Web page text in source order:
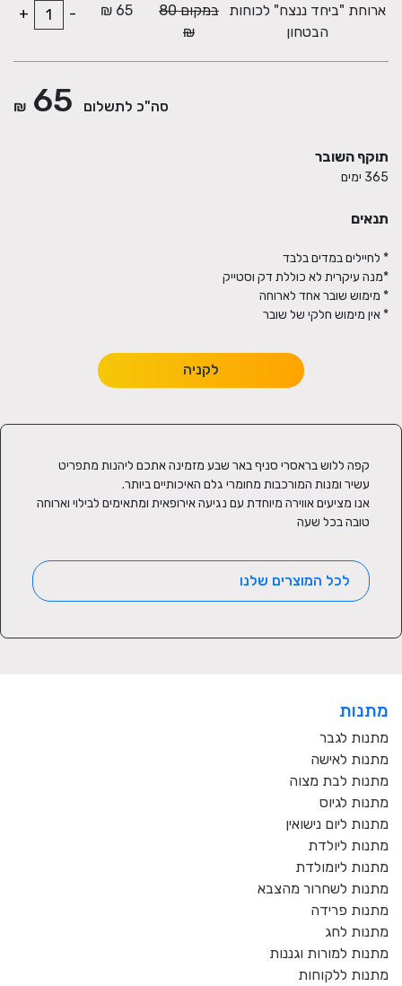
ארוחת "ביחד ננצח" לכוחות
הבטחון
במקום 80
₪
65 ₪
-
+
סה"כ לתשלום 65
₪
תוקף השובר
365 ימים
תנאים
* אין מימוש חלקי של שובר
לקניה
טובה בכל שעה
לכל המוצרים שלנו
מתנות
מתנות לגבר
מתנות לאישה
מתנות לבת מצוה
מתנות לגיוס
מתנות ליום נישואין
מתנות ליולדת
מתנות ליומולדת
מתנות לשחרור מהצבא
מתנות פרידה
מתנות לחג
מתנות למורות וגננות
מתנות ללקוחות